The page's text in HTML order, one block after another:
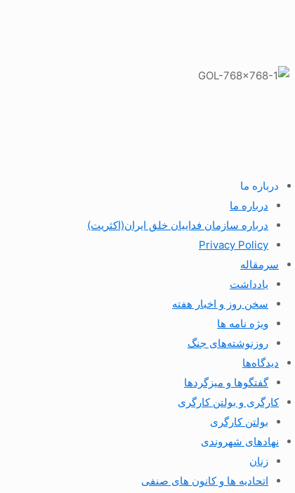
درباره ما
درباره ما
درباره سازمان فداییان خلق ایران(اکثریت)
Privacy Policy
سرمقاله
یادداشت
سخن روز و اخبار هفته
ویژه نامه ها
روزنوشته‌های جنگ
دیدگاه‌ها
گفتگوها و میزگردها
کارگری و بولتن کارگری
بولتن کارگری
نهادهای شهروندی
زنان
اتحادیه ها و کانون های صنفی